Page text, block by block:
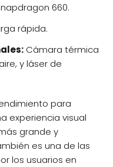
660.
rápida.
Cámara térmica
y láser de
para
experiencia visual
grande y
es una de las
los usuarios en